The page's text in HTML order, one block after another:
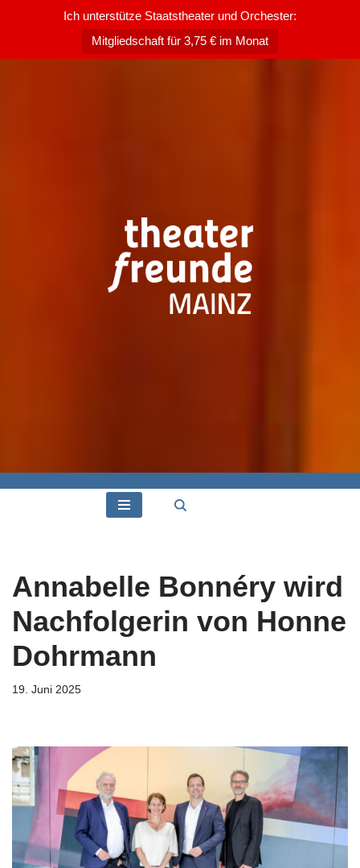
Ich unterstütze Staatstheater und Orchester:
Mitgliedschaft für 3,75 € im Monat
Annabelle Bonnéry wird
Nachfolgerin von Honne
Dohrmann
19. Juni 2025